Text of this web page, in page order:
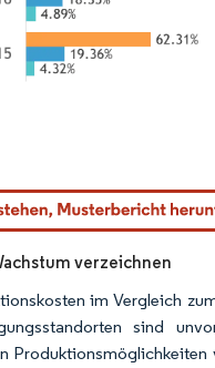
gemäß CC BY 4.0.
verzeichnen
im Vergleich
sind